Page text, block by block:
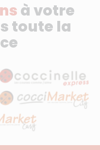
à votre
toute la